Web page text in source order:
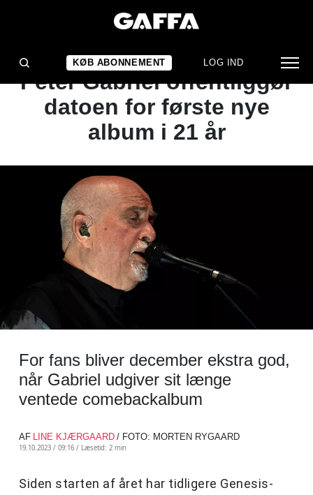
KØB ABONNEMENT LOG IND
NYHED
ENDELIG KOM DEN:
Peter Gabriel offentliggør
datoen for første nye
album i 21 år
For fans bliver december ekstra god,
når Gabriel udgiver sit længe
ventede comebackalbum
AF LINE KJÆRGAARD / FOTO: MORTEN RYGAARD
19.10.2023 / 09:16 / Læsetid: 2 min
Siden starten af året har tidligere Genesis-